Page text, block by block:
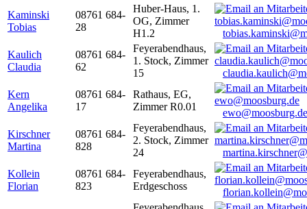
Kaminski
Tobias
08761 684-
28
Huber-Haus, 1.
OG, Zimmer
H1.2
Kaulich
Claudia
08761 684-
62
Feyerabendhaus,
1. Stock, Zimmer
15
Kern
Angelika
08761 684-
17
Rathaus, EG,
Zimmer R0.01
ewo@moosburg.de
Kirschner
Martina
08761 684-
828
Feyerabendhaus,
2. Stock, Zimmer
24
Kollein
Florian
08761 684-
823
Feyerabendhaus,
Erdgeschoss